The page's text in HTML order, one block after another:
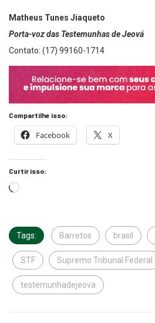
Matheus Tunes Jiaqueto
Porta-voz das Testemunhas de Jeová
Contato: (17) 99160-1714
Compartilhe isso:
Facebook X
Curtir isso:
Tags: Barretos brasil
STF Supremo Tribunal Federal
testemunhadejeova